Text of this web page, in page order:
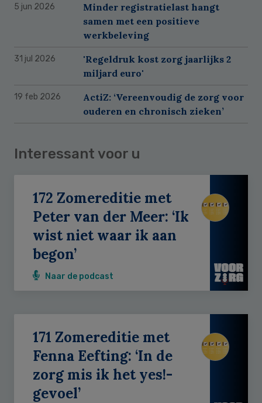
5 jun 2026
Minder registratielast hangt
samen met een positieve
werkbeleving
31 jul 2026
'Regeldruk kost zorg jaarlijks 2
miljard euro'
19 feb 2026
ActiZ: ‘Vereenvoudig de zorg voor
ouderen en chronisch zieken’
Interessant voor u
172 Zomereditie met
Peter van der Meer: ‘Ik
wist niet waar ik aan
begon’
Naar de podcast
171 Zomereditie met
Fenna Eefting: ‘In de
zorg mis ik het yes!-
gevoel’